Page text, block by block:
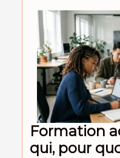
Formation
qui, pour